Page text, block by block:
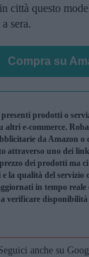
città questo
sera.
Compra su
prodotti o
altri e-commerce.
da Amazon o
attraverso uno dei
dei prodotti ma
la qualità del
in tempo
verificare
anche su